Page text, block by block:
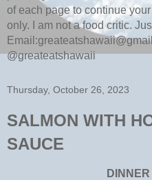
of each page to continue
only. I am not a food critic.
@greateatshawaii
Thursday, October 26, 2023
SALMON WITH
SAUCE